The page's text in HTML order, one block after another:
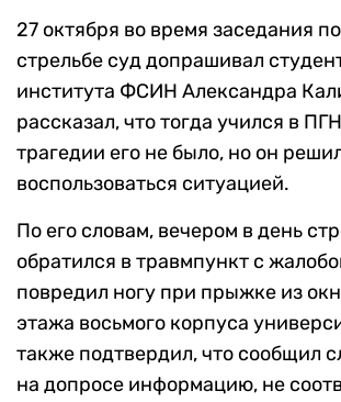
27 октября во время заседания
стрельбе суд допрашивал
института ФСИН Александра
рассказал, что тогда учился в
трагедии его не было, но он
воспользоваться ситуацией.
По его словам, вечером в день
обратился в травмпункт с
повредил ногу при прыжке из
этажа восьмого корпуса
также подтвердил, что сообщил
на допросе информацию, не